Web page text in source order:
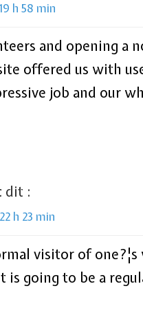
h 58 min
and opening a
offered us with
job and our
dit :
h 23 min
visitor of
is going to be a